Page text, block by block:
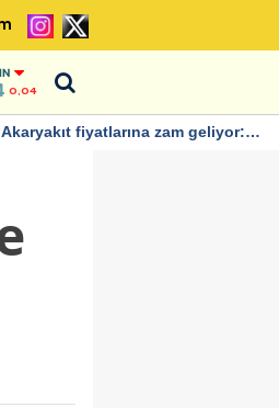
0,04
Akaryakıt fiyatlarına zam geliyor: